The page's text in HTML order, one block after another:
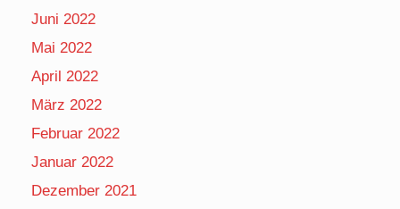
Juni 2022
Mai 2022
April 2022
März 2022
Februar 2022
Januar 2022
Dezember 2021